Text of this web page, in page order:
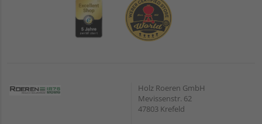
Holz Roeren GmbH
Mevissenstr. 62
47803 Krefeld